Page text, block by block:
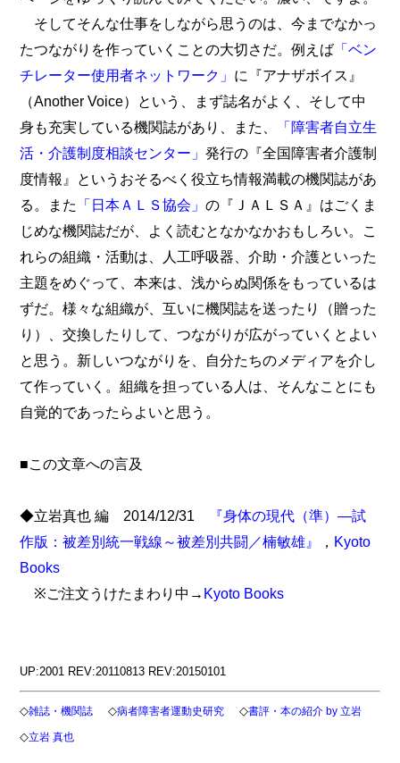
そしてそんな仕事をしながら思うのは、今までなかっ
たつながりを作っていくことの大切さだ。例えば 「ベン
チレーター使用者ネットワーク」 に『アナザボイス』
（Another Voice）という、まず誌名がよく、そして中
身も充実している機関誌があり、また、
「障害者自立生
活・介護制度相談センター」発行の『全国障害者介護制
度情報』というおそるべく役立ち情報満載の機関誌があ
る。また
「日本ＡＬＳ協会」の『ＪＡＬＳＡ』はごくま
じめな機関誌だが、よく読むとなかなかおもしろい。こ
れらの組織・活動は、人工呼吸器、介助・介護といった
主題をめぐって、本来は、浅からぬ関係をもっているは
ずだ。様々な組織が、互いに機関誌を送ったり（贈った
り）、交換したりして、つながりが広がっていくとよい
と思う。新しいつながりを、自分たちのメディアを介し
て作っていく。組織を担っている人は、そんなことにも
自覚的であったらよいと思う。
■この文章への言及
◆立岩真也 編 2014/12/31
『身体の現代（準）―試
作版：被差別統一戦線～被差別共闘／楠敏雄』
， Kyoto
Books
※ご注文うけたまわり中→ Kyoto Books
UP:2001 REV:20110813 REV:20150101
◇雑誌・機関誌 ◇病者障害者運動史研究 ◇書評・本の紹介 by 立岩
◇立岩 真也